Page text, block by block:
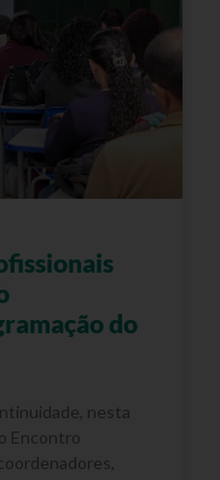
do
nesta
Encontro